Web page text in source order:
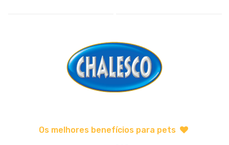
Os melhores benefícios para pets